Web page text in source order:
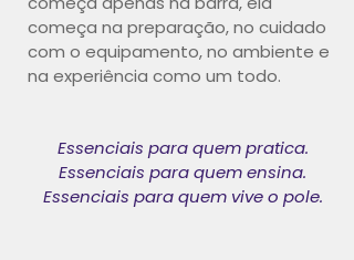
começa na preparação, no cuidado
com o equipamento, no ambiente e
na experiência como um todo.
Essenciais para quem pratica.
Essenciais para quem ensina.
Essenciais para quem vive o pole.